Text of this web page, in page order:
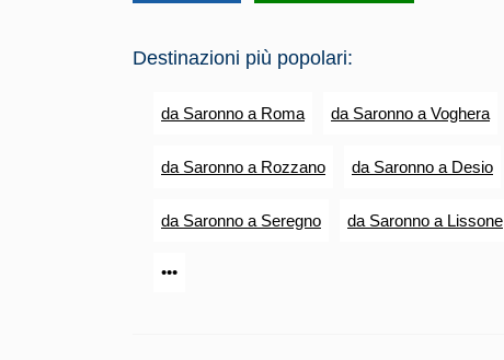
Destinazioni più popolari:
da Saronno a Roma da Saronno a Voghera
da Saronno a Rozzano da Saronno a Desio
da Saronno a Seregno da Saronno a Lissone
•••